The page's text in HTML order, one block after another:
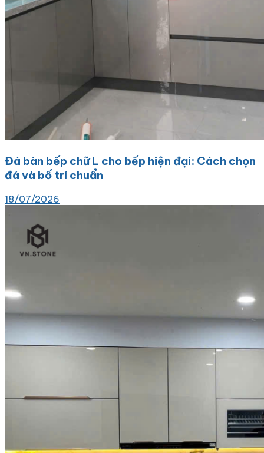
Đá bàn bếp chữ L cho bếp hiện đại: Cách chọn
đá và bố trí chuẩn
18/07/2026